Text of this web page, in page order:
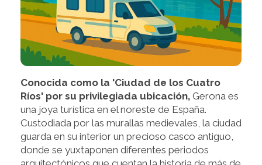
Conocida como la 'Ciudad de los Cuatro
Ríos' por su privilegiada ubicación, Gerona es
una joya turística en el noreste de España.
Custodiada por las murallas medievales, la ciudad
guarda en su interior un precioso casco antiguo,
donde se yuxtaponen diferentes periodos